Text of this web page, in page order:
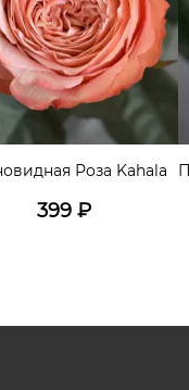
Роза Kahala
399₽